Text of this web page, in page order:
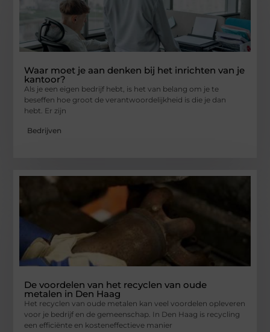
Waar moet je aan denken bij het inrichten van je
kantoor?
Als je een eigen bedrijf hebt, is het van belang om je te
beseffen hoe groot de verantwoordelijkheid is die je dan
hebt. Er zijn
Bedrijven
De voordelen van het recyclen van oude
metalen in Den Haag
Het recyclen van oude metalen kan veel voordelen opleveren
voor je bedrijf en de gemeenschap. In Den Haag is recycling
een efficiënte en kosteneffectieve manier